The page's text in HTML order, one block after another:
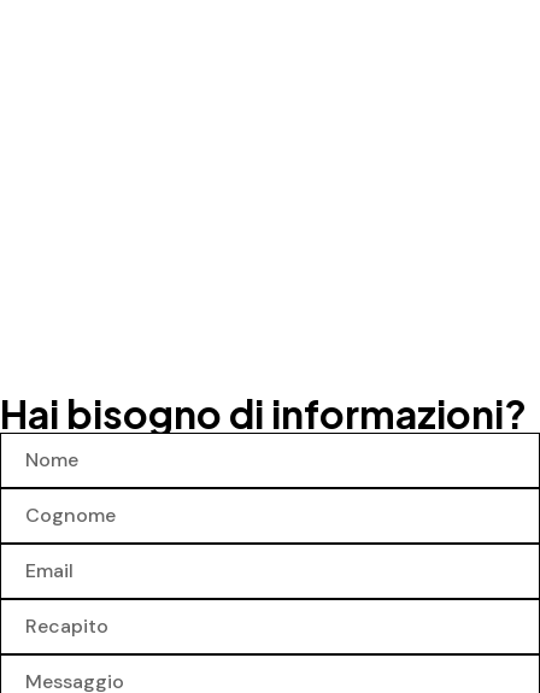
Hai bisogno di informazioni?